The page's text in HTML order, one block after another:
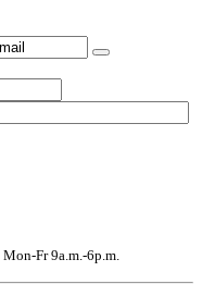
Mon-Fr 9a.m.-6p.m.